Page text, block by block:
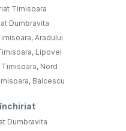
Timisoara
Dumbravita
Aradului
Lipovei
Nord
Balcescu
Dumbravita